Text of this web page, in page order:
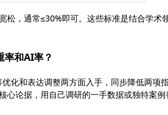
松，通常≤30%即可。这些标准是结合学
率和AI率？
化和表达调整两方面入手，同步降低两项指
心论据，用自己调研的一手数据或独特案